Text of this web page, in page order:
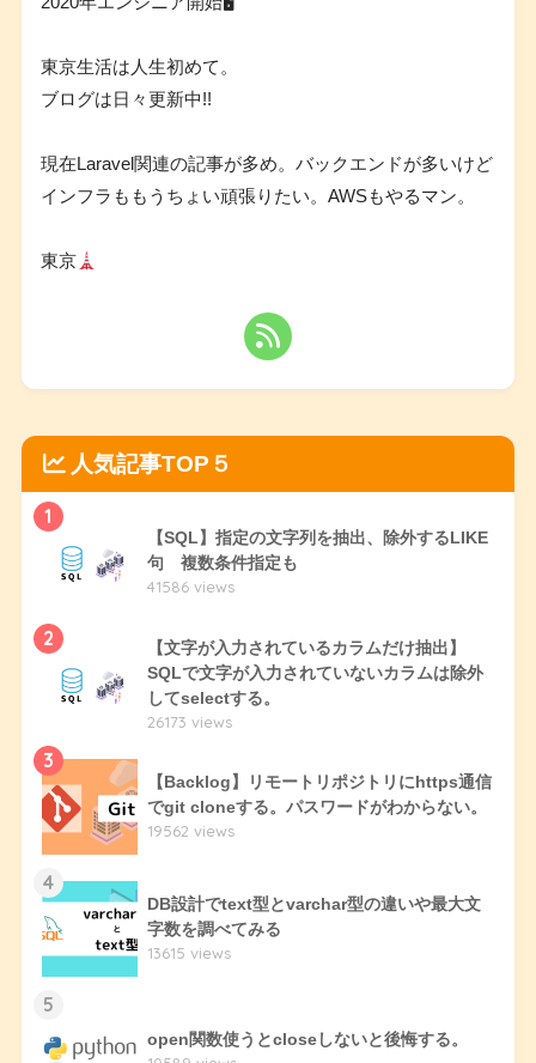
東京生活は人生初めて。
ブログは日々更新中!!
現在Laravel関連の記事が多め。バックエンドが多いけど
インフラももうちょい頑張りたい。AWSもやるマン。
東京
人気記事TOP５
1
【SQL】指定の文字列を抽出、除外するLIKE
句 複数条件指定も
41586 views
2
【文字が入力されているカラムだけ抽出】
SQLで文字が入力されていないカラムは除外
してselectする。
26173 views
3
【Backlog】リモートリポジトリにhttps通信
でgit cloneする。パスワードがわからない。
19562 views
4
DB設計でtext型とvarchar型の違いや最大文
字数を調べてみる
13615 views
5
open関数使うとcloseしないと後悔する。